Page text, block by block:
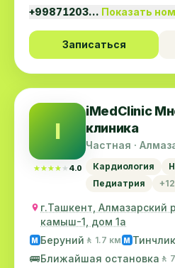
+99871203… Показать
Записаться
I
★★★★★
★★★★★ 4.0
iMedClinic
клиника
Частная ·
Кардиология
Педиатрия
+12
г.Ташкент, Алмазарский
камыш-1, дом 1а
M Беруний 🚶 1.7 км M Тинчлик
🚌Ближайшая остановка 🚶